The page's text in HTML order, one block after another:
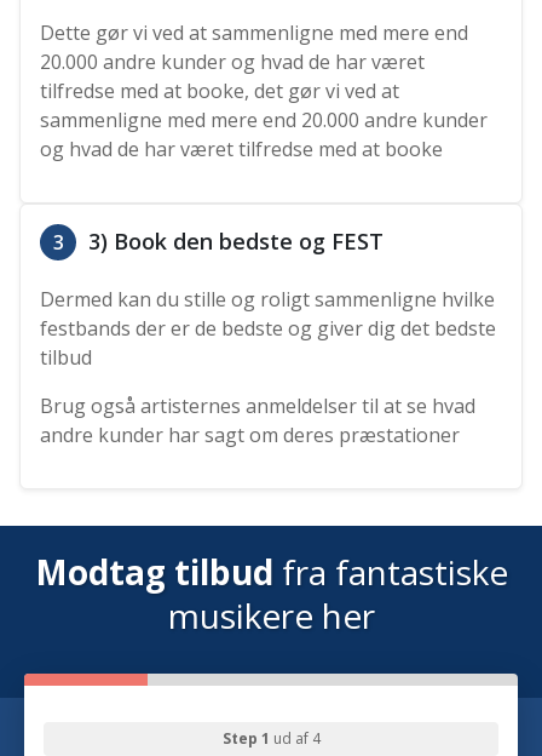
Dette gør vi ved at sammenligne med mere end
20.000 andre kunder og hvad de har været
tilfredse med at booke, det gør vi ved at
sammenligne med mere end 20.000 andre kunder
og hvad de har været tilfredse med at booke
3 3) Book den bedste og FEST
Dermed kan du stille og roligt sammenligne hvilke
festbands der er de bedste og giver dig det bedste
tilbud
Brug også artisternes anmeldelser til at se hvad
andre kunder har sagt om deres præstationer
Modtag tilbud fra fantastiske
musikere her
Step 1 ud af 4